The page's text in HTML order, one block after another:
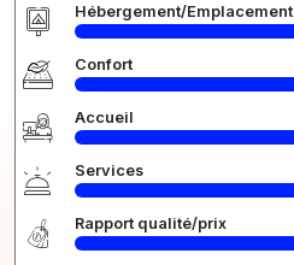
Hébergement/Emplacement
Confort
Accueil
Services
Rapport qualité/prix